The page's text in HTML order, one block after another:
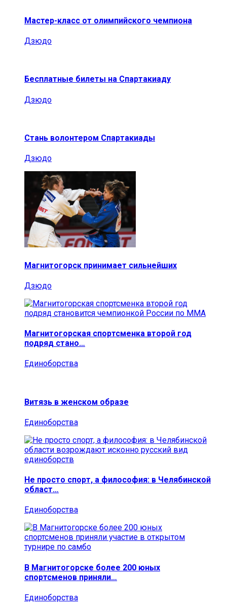
Мастер-класс от олимпийского чемпиона
Дзюдо
Бесплатные билеты на Спартакиаду
Дзюдо
Стань волонтером Спартакиады
Дзюдо
Магнитогорск принимает сильнейших
Дзюдо
Магнитогорская спортсменка второй год
подряд стано…
Единоборства
Витязь в женском образе
Единоборства
Не просто спорт, а философия: в Челябинской
област…
Единоборства
В Магнитогорске более 200 юных
спортсменов приняли…
Единоборства